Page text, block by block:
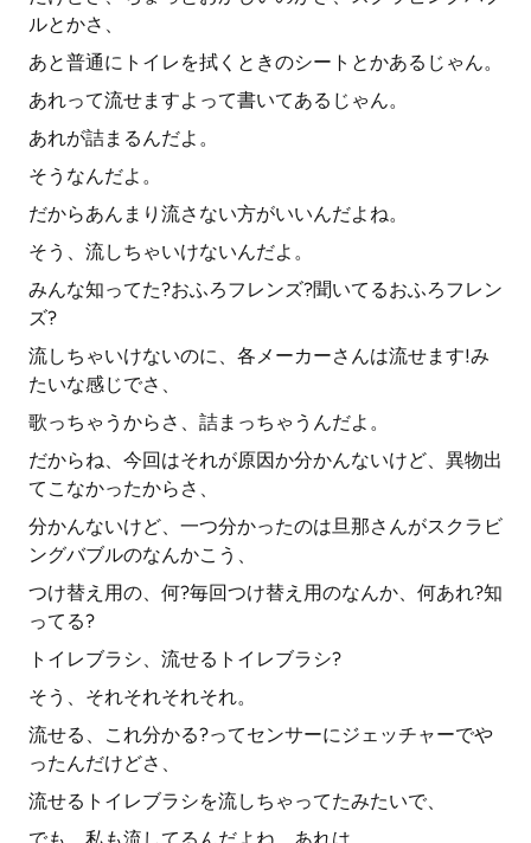
ルとかさ、
あと普通にトイレを拭くときのシートとかあるじゃん。
あれって流せますよって書いてあるじゃん。
あれが詰まるんだよ。
そうなんだよ。
だからあんまり流さない方がいいんだよね。
そう、流しちゃいけないんだよ。
みんな知ってた?おふろフレンズ?聞いてるおふろフレン
ズ?
流しちゃいけないのに、各メーカーさんは流せます!み
たいな感じでさ、
歌っちゃうからさ、詰まっちゃうんだよ。
だからね、今回はそれが原因か分かんないけど、異物出
てこなかったからさ、
分かんないけど、一つ分かったのは旦那さんがスクラビ
ングバブルのなんかこう、
つけ替え用の、何?毎回つけ替え用のなんか、何あれ?知
ってる?
トイレブラシ、流せるトイレブラシ?
そう、それそれそれそれ。
流せる、これ分かる?ってセンサーにジェッチャーでや
ったんだけどさ、
流せるトイレブラシを流しちゃってたみたいで、